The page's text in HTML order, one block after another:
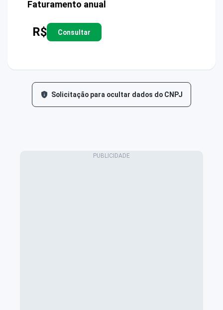
Faturamento anual
R$ Consultar
Solicitação para ocultar dados do CNPJ